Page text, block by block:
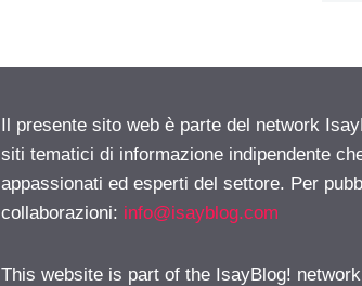
Il presente sito web è parte del network
siti tematici di informazione indipendente
appassionati ed esperti del settore. Per
collaborazioni: info@isayblog.com
This website is part of the IsayBlog!